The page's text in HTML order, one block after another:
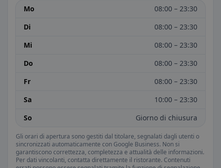
Mo
08:00 – 23:30
Di
08:00 – 23:30
Mi
08:00 – 23:30
Do
08:00 – 23:30
Fr
08:00 – 23:30
Sa
10:00 – 23:30
So
Giorno di chiusura
Gli orari di apertura sono gestiti dal titolare, segnalati dagli utenti o
sincronizzati automaticamente con Google Business. Non si
garantiscono correttezza, completezza e attualità delle informazioni.
Per dati vincolanti, contatta direttamente il ristorante. Contenuti